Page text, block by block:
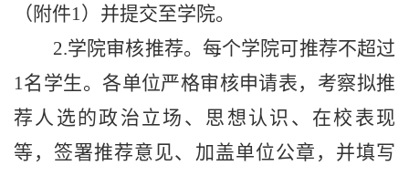
（附件1）并提交至学院。
2.学院审核推荐。每个学院可推荐不超过
1名学生。各单位严格审核申请表，考察拟推
荐人选的政治立场、思想认识、在校表现
等，签署推荐意见、加盖单位公章，并填写